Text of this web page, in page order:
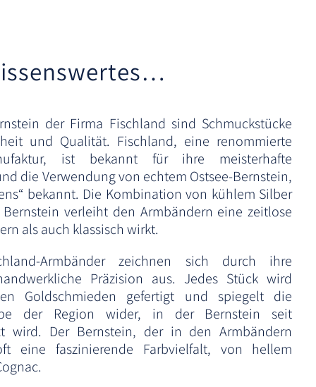
der Firma Fischland sind Schmuckstücke
und Qualität. Fischland, eine renommierte
ist bekannt für ihre meisterhafte
die Verwendung von echtem Ostsee-Bernstein,
bekannt. Die Kombination von kühlem Silber
verleiht den Armbändern eine zeitlose
als auch klassisch wirkt.
Armbänder zeichnen sich durch ihre
Präzision aus. Jedes Stück wird
Goldschmieden gefertigt und spiegelt die
der Region wider, in der Bernstein seit
wird. Der Bernstein, der in den Armbändern
eine faszinierende Farbvielfalt, von hellem